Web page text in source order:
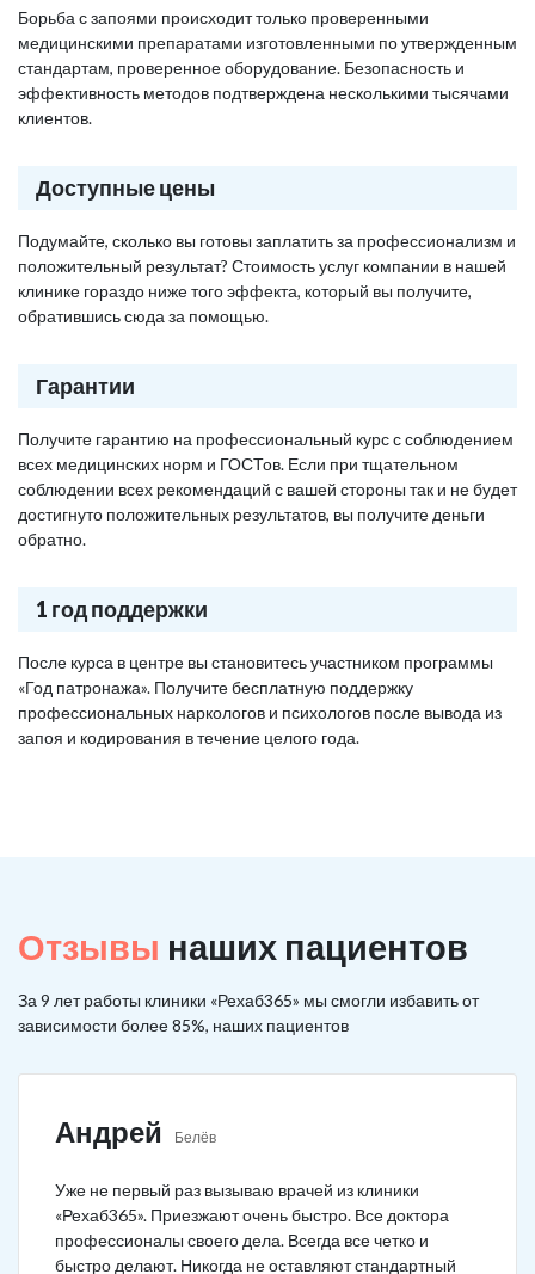
Борьба с запоями происходит только проверенными
медицинскими препаратами изготовленными по утвержденным
стандартам, проверенное оборудование. Безопасность и
эффективность методов подтверждена несколькими тысячами
клиентов.
Доступные цены
Подумайте, сколько вы готовы заплатить за профессионализм и
положительный результат? Стоимость услуг компании в нашей
клинике гораздо ниже того эффекта, который вы получите,
обратившись сюда за помощью.
Гарантии
Получите гарантию на профессиональный курс с соблюдением
всех медицинских норм и ГОСТов. Если при тщательном
соблюдении всех рекомендаций с вашей стороны так и не будет
достигнуто положительных результатов, вы получите деньги
обратно.
1 год поддержки
После курса в центре вы становитесь участником программы
«Год патронажа». Получите бесплатную поддержку
профессиональных наркологов и психологов после вывода из
запоя и кодирования в течение целого года.
Отзывы наших пациентов
За 9 лет работы клиники «Рехаб365» мы смогли избавить от
зависимости более 85%, наших пациентов
Андрей Белёв
Уже не первый раз вызываю врачей из клиники
«Рехаб365». Приезжают очень быстро. Все доктора
профессионалы своего дела. Всегда все четко и
быстро делают. Никогда не оставляют стандартный